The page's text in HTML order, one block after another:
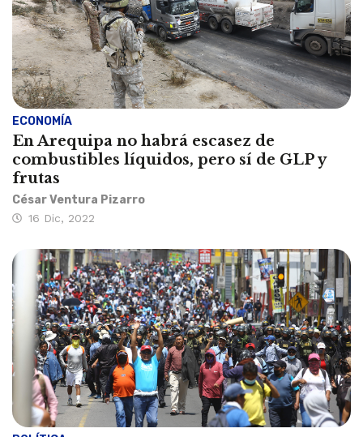
ECONOMÍA
En Arequipa no habrá escasez de
combustibles líquidos, pero sí de GLP y
frutas
César Ventura Pizarro
16 Dic, 2022